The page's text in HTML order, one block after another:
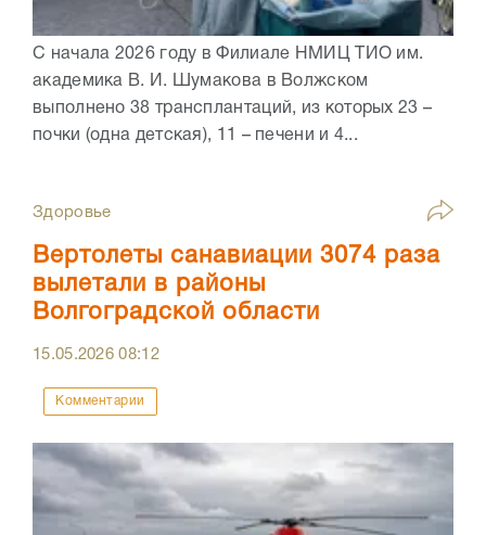
С начала 2026 году в Филиале НМИЦ ТИО им.
академика В. И. Шумакова в Волжском
выполнено 38 трансплантаций, из которых 23 –
почки (одна детская), 11 – печени и 4...
Здоровье
Вертолеты санавиации 3074 раза
вылетали в районы
Волгоградской области
15.05.202608:12
Комментарии